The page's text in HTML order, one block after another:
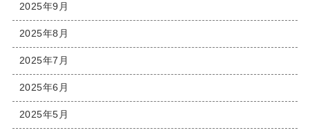
2025年9月
2025年8月
2025年7月
2025年6月
2025年5月